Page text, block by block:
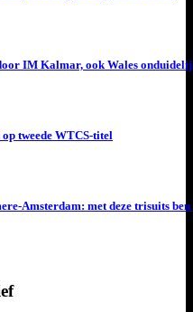
IM Kalmar, ook Wales
tweede WTCS-titel
Amsterdam: met deze trisuits ben